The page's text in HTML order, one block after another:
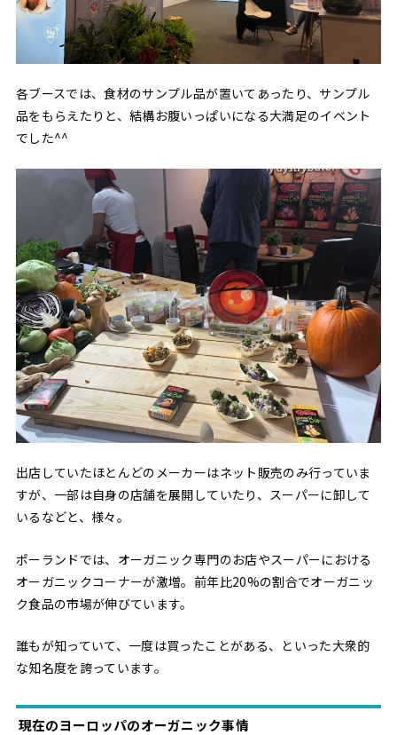
各ブースでは、食材のサンプル品が置いてあったり、サンプル
品をもらえたりと、結構お腹いっぱいになる大満足のイベント
でした^^
出店していたほとんどのメーカーはネット販売のみ行っていま
すが、一部は自身の店舗を展開していたり、スーパーに卸して
いるなどと、様々。
ポーランドでは、オーガニック専門のお店やスーパーにおける
オーガニックコーナーが激増。前年比20%の割合でオーガニッ
ク食品の市場が伸びています。
誰もが知っていて、一度は買ったことがある、といった大衆的
な知名度を誇っています。
現在のヨーロッパのオーガニック事情